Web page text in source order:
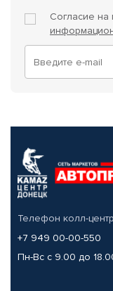
Согласие на
Телефон колл-
+7 949 00-00-550
Пн-Вс с 9.00 до